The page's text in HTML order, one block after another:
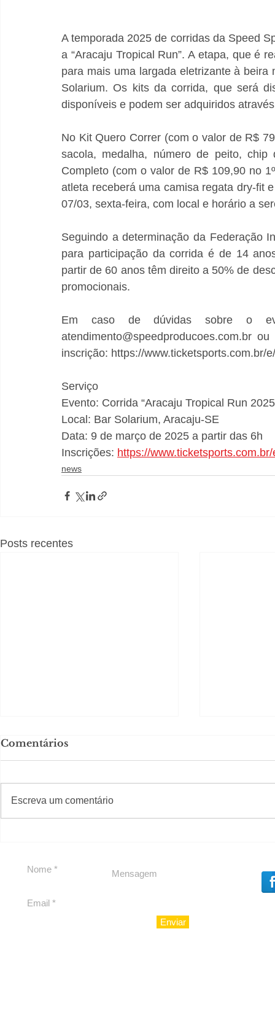
A temporada 2025 de corridas da Speed
a “Aracaju Tropical Run”. A etapa, que é
para mais uma largada eletrizante à
Solarium. Os kits da corrida, que será
disponíveis e podem ser adquiridos
No Kit Quero Correr (com o valor de R$
sacola, medalha, número de peito,
Completo (com o valor de R$ 109,90 no
atleta receberá uma camisa regata dry-fit
07/03, sexta-feira, com local e horário a
Seguindo a determinação da Federação
para participação da corrida é de 14
partir de 60 anos têm direito a 50% de
promocionais.
Em caso de dúvidas sobre o
atendimento@speedproducoes.com.br
inscrição: https://www.ticketsports.com.br/
Serviço
Evento: Corrida “Aracaju Tropical Run
Local: Bar Solarium, Aracaju-SE
Data: 9 de março de 2025 a partir das 6h
Inscrições: https://
news
Posts recentes
para São Paulo
Comentários
Escreva um comentário
#Sugestões
Enviar